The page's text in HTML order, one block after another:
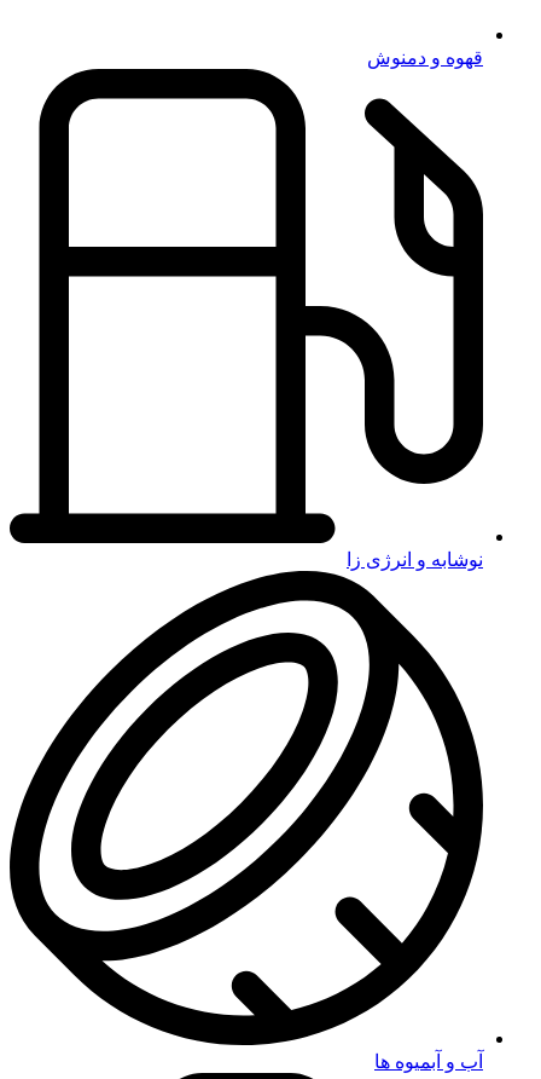
قهوه و دمنوش
نوشابه و انرژی زا
آب و آبمیوه ها